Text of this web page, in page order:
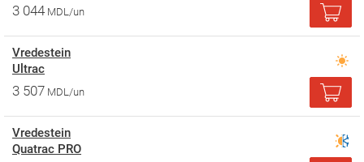
3 044 MDL/un
Vredestein
Ultrac
3 507 MDL/un
Vredestein
Quatrac PRO